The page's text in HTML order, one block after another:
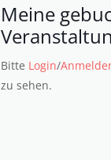
Meine
Bitte Login/
zu sehen.